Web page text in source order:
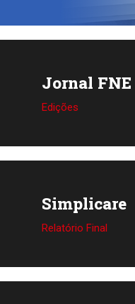
Jornal FNE
Edições
Simplicare
Relatório Final